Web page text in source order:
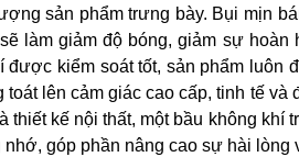
sản phẩm trưng bày. Bụi mịn
làm giảm độ bóng, giảm sự
được kiểm soát tốt, sản phẩm luôn
toát lên cảm giác cao cấp, tinh tế
thiết kế nội thất, một bầu không khí
góp phần nâng cao sự hài lòng